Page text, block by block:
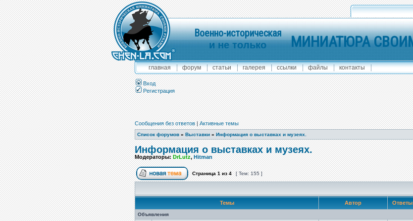
Военно-историческая
и не только МИНИАТЮРА
главная форум статьи галерея ссылки файлы контакты
Вход
Регистрация
Сообщения без ответов|Активные темы
Список форумов » Выставки » Информация о выставках и музеях.
Информация о выставках и музеях.
Модераторы:DrLutz,Hitman
Страница1из4 [ Тем: 155 ]
Темы Автор Ответы
Объявления